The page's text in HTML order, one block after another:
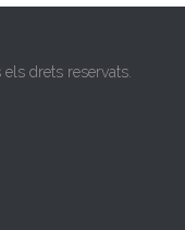
drets reservats.